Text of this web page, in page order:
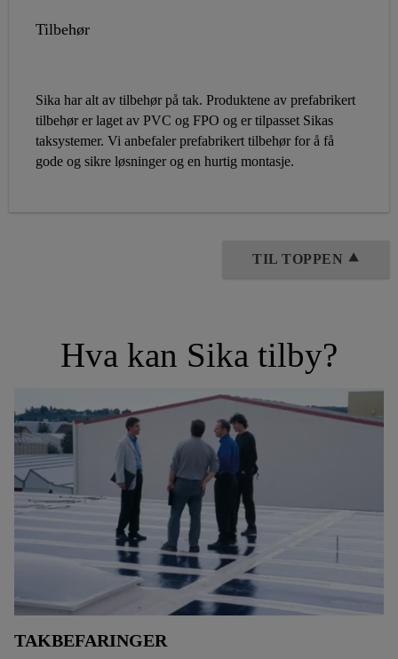
Tilbehør
Sika har alt av tilbehør på tak. Produktene av prefabrikert
tilbehør er laget av PVC og FPO og er tilpasset Sikas
taksystemer. Vi anbefaler prefabrikert tilbehør for å få
gode og sikre løsninger og en hurtig montasje.
TIL TOPPEN ⯅
Hva kan Sika tilby?
TAKBEFARINGER